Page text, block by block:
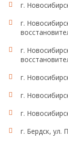
г.
г.
г.
г.
г.
г.
г. Бердск, ул.